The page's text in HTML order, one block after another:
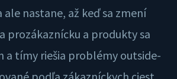
ale nastane, až keď sa zmení
prozákaznícku a produkty sa
a tímy riešia problémy outside-